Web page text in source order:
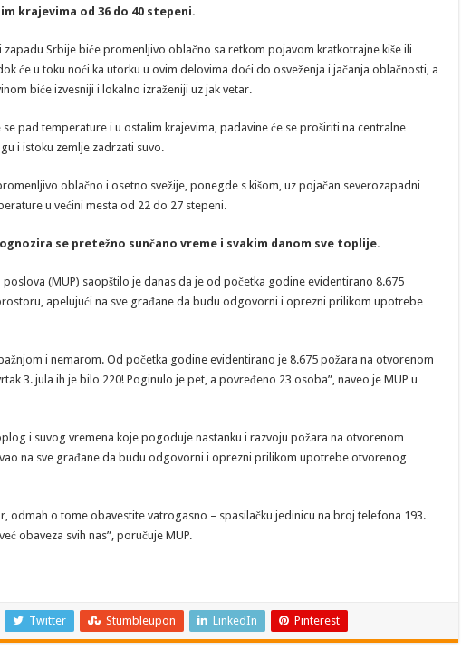
krajevima od 36 do 40 stepeni.
zapadu Srbije biće promenljivo oblačno sa retkom pojavom kratkotrajne kiše ili
će u toku noći ka utorku u ovim delovima doći do osveženja i jačanja oblačnosti, a
biće izvesniji i lokalno izraženiji uz jak vetar.
se pad temperature i u ostalim krajevima, padavine će se proširiti na centralne
i istoku zemlje zadrzati suvo.
oblačno i osetno svežije, ponegde s kišom, uz pojačan severozapadni
u većini mesta od 22 do 27 stepeni.
se pretežno sunčano vreme i svakim danom sve toplije.
(MUP) saopštilo je danas da je od početka godine evidentirano 8.675
apelujući na sve građane da budu odgovorni i oprezni prilikom upotrebe
i nemarom. Od početka godine evidentirano je 8.675 požara na otvorenom
3. jula ih je bilo 220! Poginulo je pet, a povređeno 23 osoba”, naveo je MUP u
i suvog vremena koje pogoduje nastanku i razvoju požara na otvorenom
na sve građane da budu odgovorni i oprezni prilikom upotrebe otvorenog
odmah o tome obavestite vatrogasno – spasilačku jedinicu na broj telefona 193.
obaveza svih nas”, poručuje MUP.
Twitter Stumbleupon LinkedIn Pinterest